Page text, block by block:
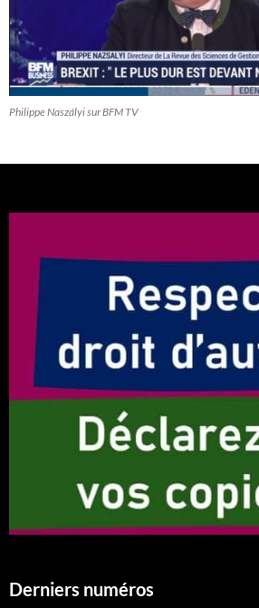
Philippe Naszályi sur BFM TV
Derniers numéros